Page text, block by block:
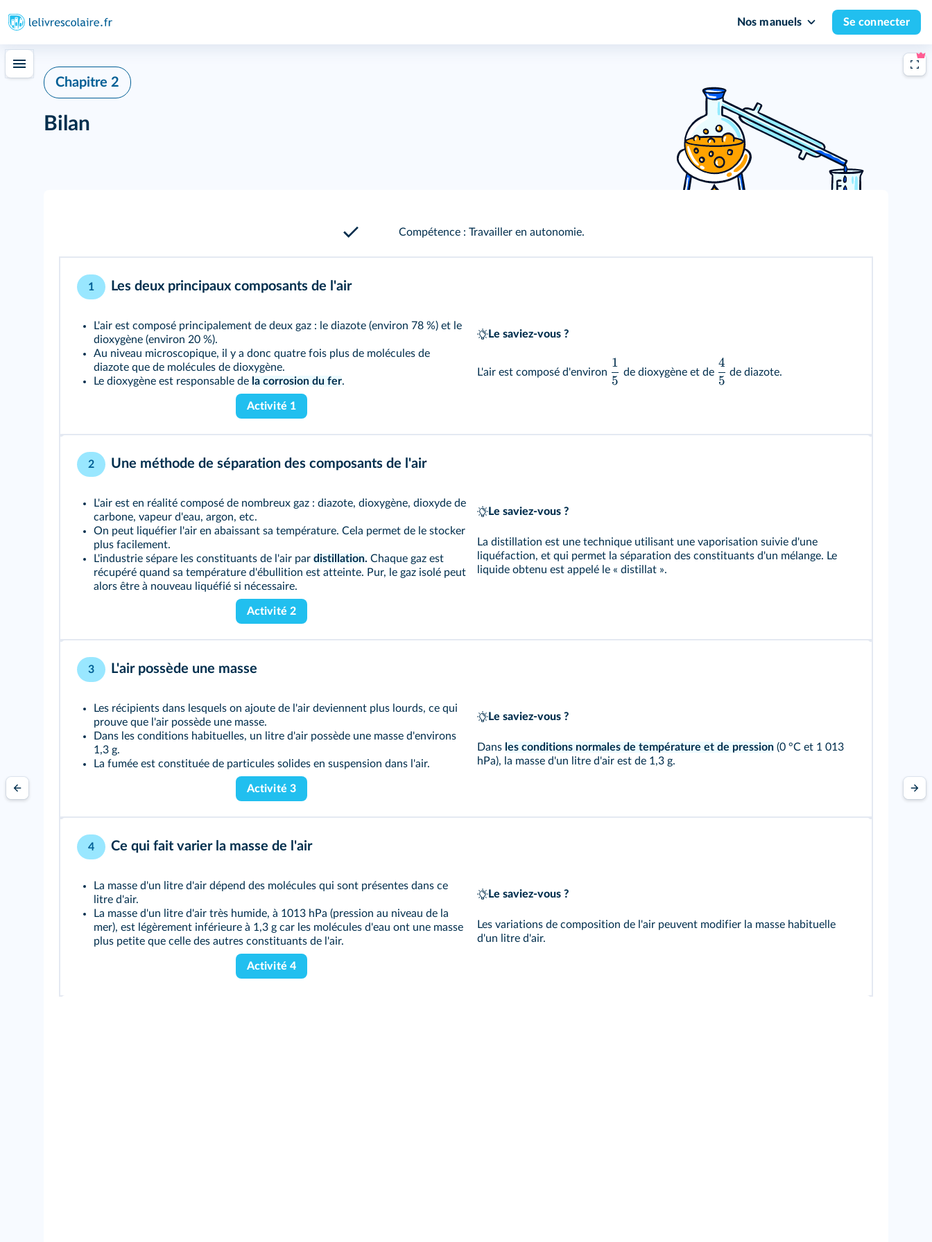
Nos manuels Se connecter
Chapitre 2
Bilan
Compétence : Travailler en autonomie.
1 Les deux principaux composants de l'air
L'air est composé principalement de deux gaz : le diazote (environ 78 %) et le
dioxygène (environ 20 %).
Au niveau microscopique, il y a donc quatre fois plus de molécules de
diazote que de molécules de dioxygène.
Le dioxygène est responsable de la corrosion du fer.
Activité 1
Le saviez-vous ?
L'air est composé d'environ
5
1
de dioxygène et de
5
4
de diazote.
2 Une méthode de séparation des composants de l'air
L'air est en réalité composé de nombreux gaz : diazote, dioxygène, dioxyde de
carbone, vapeur d'eau, argon, etc.
On peut liquéfier l'air en abaissant sa température. Cela permet de le stocker
plus facilement.
L'industrie sépare les constituants de l'air par distillation. Chaque gaz est
récupéré quand sa température d'ébullition est atteinte. Pur, le gaz isolé peut
alors être à nouveau liquéfié si nécessaire.
Activité 2
Le saviez-vous ?
La distillation est une technique utilisant une vaporisation suivie d'une
liquéfaction, et qui permet la séparation des constituants d'un mélange. Le
liquide obtenu est appelé le « distillat ».
3 L'air possède une masse
Les récipients dans lesquels on ajoute de l'air deviennent plus lourds, ce qui
prouve que l'air possède une masse.
Dans les conditions habituelles, un litre d'air possède une masse d'environs
1,3 g.
La fumée est constituée de particules solides en suspension dans l'air.
Activité 3
Le saviez-vous ?
Dans les conditions normales de température et de pression (0 °C et 1 013
hPa), la masse d'un litre d'air est de 1,3 g.
4 Ce qui fait varier la masse de l'air
La masse d'un litre d'air dépend des molécules qui sont présentes dans ce
litre d'air.
La masse d'un litre d'air très humide, à 1013 hPa (pression au niveau de la
mer), est légèrement inférieure à 1,3 g car les molécules d'eau ont une masse
plus petite que celle des autres constituants de l'air.
Activité 4
Le saviez-vous ?
Les variations de composition de l'air peuvent modifier la masse habituelle
d'un litre d'air.